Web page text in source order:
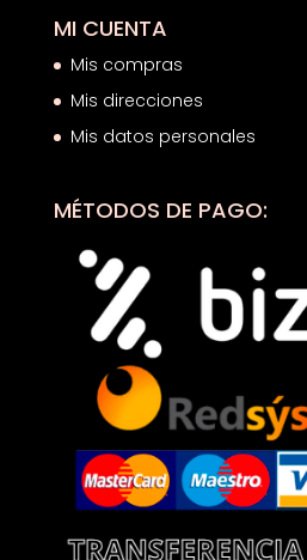
MI CUENTA
Mis compras
Mis direcciones
Mis datos personales
MÉTODOS DE PAGO: